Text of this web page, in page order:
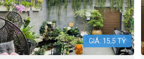
GIÁ: 15,5 TỶ